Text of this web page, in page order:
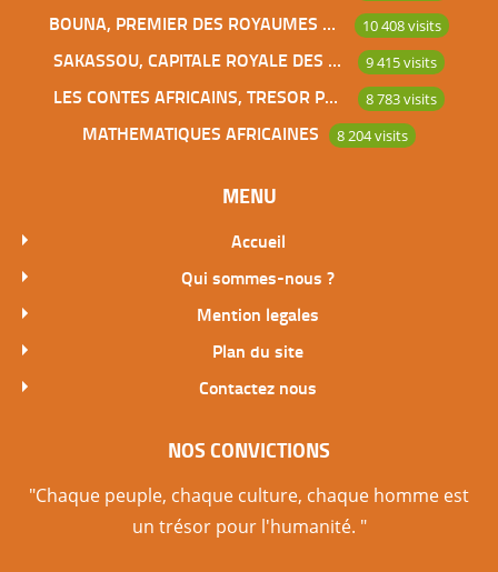
BOUNA, PREMIER DES ROYAUMES DE CÔTE D’IVOIRE 10 408 visits
SAKASSOU, CAPITALE ROYALE DES BAOULES 9 415 visits
LES CONTES AFRICAINS, TRESOR POUR L’HUMANITE 8 783 visits
MATHEMATIQUES AFRICAINES 8 204 visits
MENU
Accueil
Qui sommes-nous ?
Mention legales
Plan du site
Contactez nous
NOS CONVICTIONS
"Chaque peuple, chaque culture, chaque homme est
un trésor pour l'humanité. "